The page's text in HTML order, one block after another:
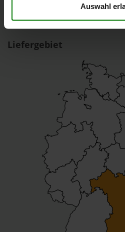
Auswahl
GmbH
Liefergebiet